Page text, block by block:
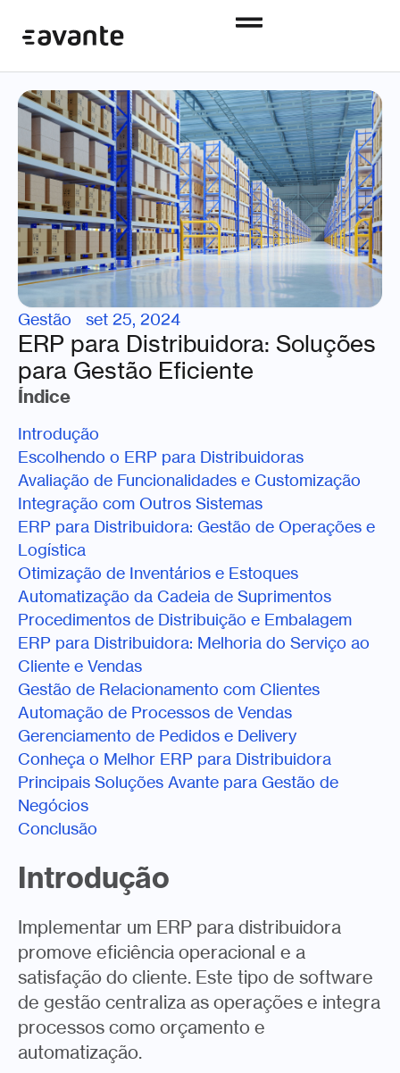
Gestão set 25, 2024
ERP para Distribuidora: Soluções
para Gestão Eficiente
Índice
Introdução
Escolhendo o ERP para Distribuidoras
Avaliação de Funcionalidades e Customização
Integração com Outros Sistemas
ERP para Distribuidora: Gestão de Operações e
Logística
Otimização de Inventários e Estoques
Automatização da Cadeia de Suprimentos
Procedimentos de Distribuição e Embalagem
ERP para Distribuidora: Melhoria do Serviço ao
Cliente e Vendas
Gestão de Relacionamento com Clientes
Automação de Processos de Vendas
Gerenciamento de Pedidos e Delivery
Conheça o Melhor ERP para Distribuidora
Principais Soluções Avante para Gestão de
Negócios
Conclusão
Introdução
Implementar um ERP para distribuidora
promove eficiência operacional e a
satisfação do cliente. Este tipo de software
de gestão centraliza as operações e integra
processos como orçamento e
automatização.